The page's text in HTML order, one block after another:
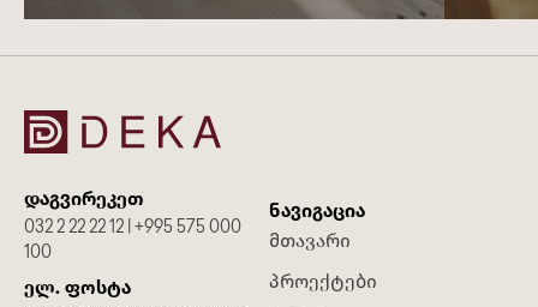
დაგვირეკეთ
032 2 22 22 12 | +995 575 000
100
ელ. ფოსტა
ნავიგაცია
მთავარი
პროექტები